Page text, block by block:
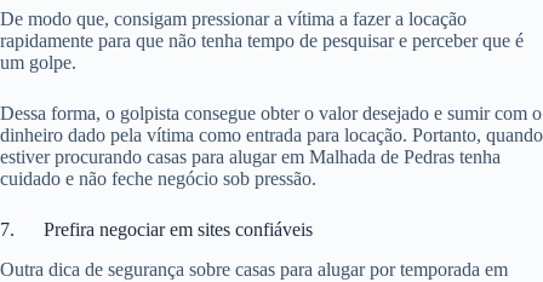
De modo que, consigam pressionar a vítima a fazer a locação
rapidamente para que não tenha tempo de pesquisar e perceber que é
um golpe.
Dessa forma, o golpista consegue obter o valor desejado e sumir com o
dinheiro dado pela vítima como entrada para locação. Portanto, quando
estiver procurando casas para alugar em Malhada de Pedras tenha
cuidado e não feche negócio sob pressão.
7. Prefira negociar em sites confiáveis
Outra dica de segurança sobre casas para alugar por temporada em